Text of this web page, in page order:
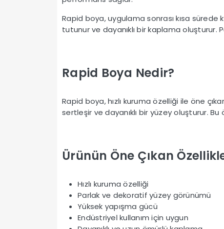
Rapid boya, uygulama sonrası kısa
tutunur ve dayanıklı bir kaplama oluşturur.
Rapid Boya Nedir?
Rapid boya, hızlı kuruma özelliği ile öne
sertleşir ve dayanıklı bir yüzey oluşturur.
Ürünün Öne Çıkan
Hızlı kuruma özelliği
Parlak ve dekoratif yüzey görünümü
Yüksek yapışma gücü
Endüstriyel kullanım için uygun